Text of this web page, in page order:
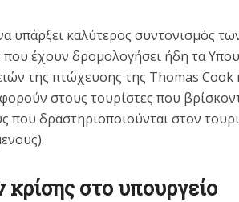
υπάρξει καλύτερος συντονισμός
έχουν δρομολογήσει ήδη τα
της πτώχευσης της Thomas Cook
στους τουρίστες που
που δραστηριοποιούνται στον
στο υπουργείο